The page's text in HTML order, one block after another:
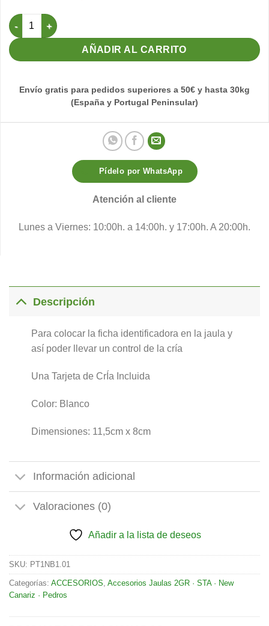
Porta Tarjeta (11,5cm x 8cm) + tarjeta Cría cantidad
AÑADIR AL CARRITO
Envío gratis para pedidos superiores a 50€ y hasta 30kg
(España y Portugal Peninsular)
Pídelo por WhatsApp
Atención al cliente
Lunes a Viernes: 10:00h. a 14:00h. y 17:00h. A 20:00h.
Descripción
Para colocar la ficha identificadora en la jaula y
así poder llevar un control de la cría
Una Tarjeta de CrÍa Incluida
Color: Blanco
Dimensiones: 11,5cm x 8cm
Información adicional
Valoraciones (0)
Añadir a la lista de deseos
SKU: PT1NB1.01
Categorías: ACCESORIOS Accesorios Jaulas 2GR · STA · New
Canariz · Pedros